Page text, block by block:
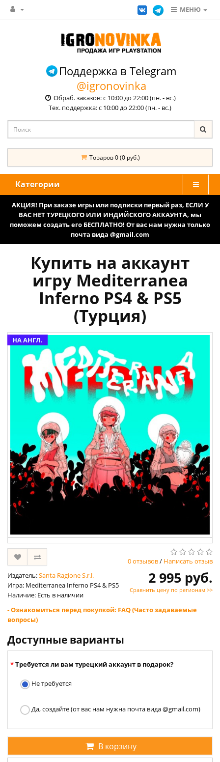
МЕНЮ
Поддержка в Telegram
@igronovinka
Обраб. заказов: с 10:00 до 22:00 (пн. - вс.)
Тех. поддержка: с 10:00 до 22:00 (пн. - вс.)
Товаров 0 (0 руб.)
Категории
АКЦИЯ! При заказе игры или подписки первый раз, ЕСЛИ У
ВАС НЕТ ТУРЕЦКОГО ИЛИ ИНДИЙСКОГО АККАУНТА, мы
поможем создать его БЕСПЛАТНО! От вас нам нужна только
почта вида @gmail.com
Купить на аккаунт
игру Mediterranea
Inferno PS4 & PS5
(Турция)
НА АНГЛ.
0 отзывов/ Написать отзыв
Издатель:Santa Ragione S.r.l.
Игра: Mediterranea Inferno PS4 & PS5
Наличие: Есть в наличии
2 995 руб.
Сравнить цену по регионам >>
- Ознакомиться перед покупкой: FAQ (Часто задаваемые
вопросы)
Доступные варианты
Требуется ли вам турецкий аккаунт в подарок?
Не требуется
Да, создайте (от вас нам нужна почта вида @gmail.com)
В корзину